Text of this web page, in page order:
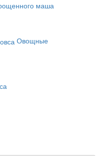
маша
Овощные